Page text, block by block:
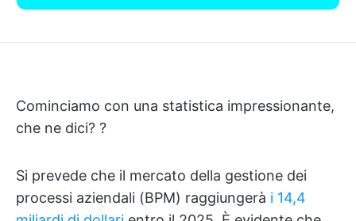
Cominciamo con una statistica impressionante,
che ne dici? ?
Si prevede che il mercato della gestione dei
processi aziendali (BPM) raggiungerà i 14,4